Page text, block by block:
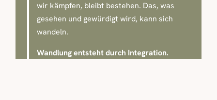
wir kämpfen, bleibt bestehen. Das, was
gesehen und gewürdigt wird, kann sich
wandeln.
Wandlung entsteht durch Integration.